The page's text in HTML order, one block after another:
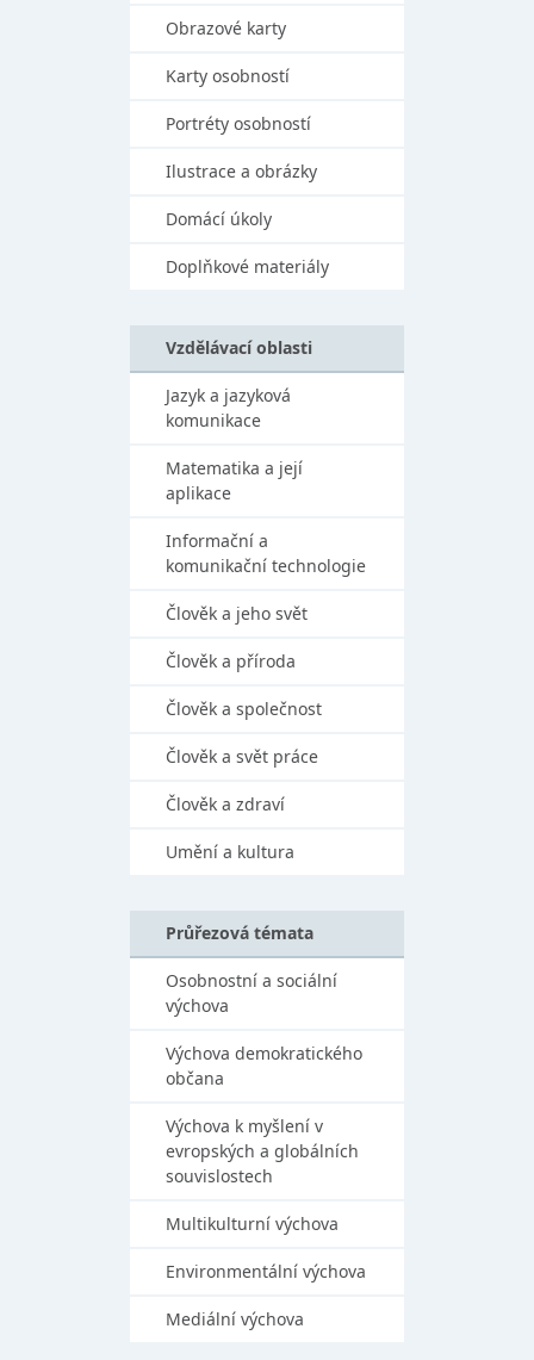
Obrazové karty
Karty osobností
Portréty osobností
Ilustrace a obrázky
Domácí úkoly
Doplňkové materiály
Vzdělávací oblasti
Jazyk a jazyková
komunikace
Matematika a její
aplikace
Informační a
komunikační technologie
Člověk a jeho svět
Člověk a příroda
Člověk a společnost
Člověk a svět práce
Člověk a zdraví
Umění a kultura
Průřezová témata
Osobnostní a sociální
výchova
Výchova demokratického
občana
Výchova k myšlení v
evropských a globálních
souvislostech
Multikulturní výchova
Environmentální výchova
Mediální výchova